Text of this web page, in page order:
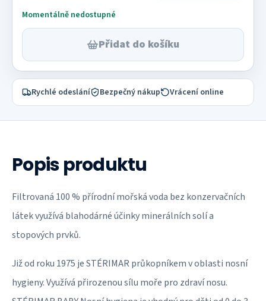
Momentálně nedostupné
Přidat do košíku
Rychlé odeslání Bezpečný nákup Vrácení online
Popis produktu
Filtrovaná 100 % přírodní mořská voda bez konzervačních
látek využívá blahodárné účinky minerálních solí a
stopových prvků.
Již od roku 1975 je STÉRIMAR průkopníkem v oblasti nosní
hygieny. Využívá přirozenou sílu moře pro zdraví nosu.